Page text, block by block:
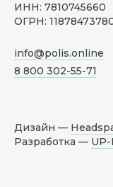
ИНН: 7810745660
ОГРН:
info@polis.online
8 800 302-55-71
Дизайн —
Разработка — UP-